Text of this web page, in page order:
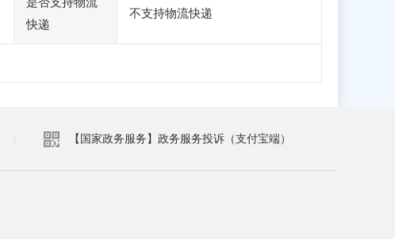
快递
不支持物流快递
【国家政务服务】政务服务投诉（支付宝端）